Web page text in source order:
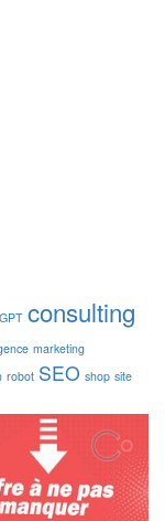
consulting
marketing
robot SEO shop site